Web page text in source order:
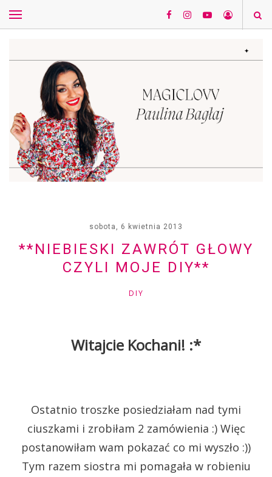
sobota, 6 kwietnia 2013
**NIEBIESKI ZAWRÓT GŁOWY
CZYLI MOJE DIY**
DIY
Witajcie Kochani! :*
Ostatnio troszke posiedziałam nad tymi
ciuszkami i zrobiłam 2 zamówienia :) Więc
postanowiłam wam pokazać co mi wyszło :))
Tym razem siostra mi pomagała w robieniu